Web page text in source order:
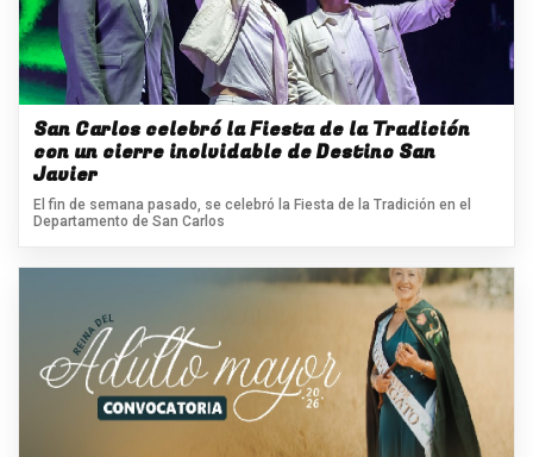
San Carlos celebró la Fiesta de la Tradición
con un cierre inolvidable de Destino San
Javier
El fin de semana pasado, se celebró la Fiesta de la Tradición en el
Departamento de San Carlos